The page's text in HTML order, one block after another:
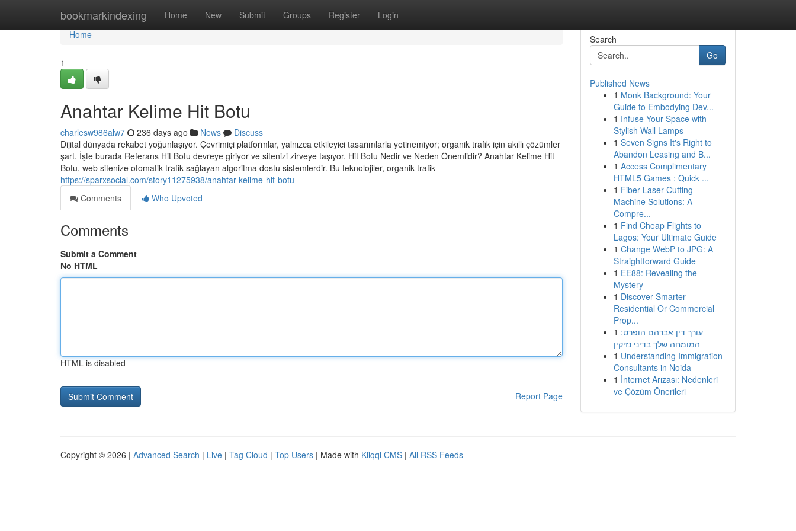
bookmarkindexing Home New Submit Groups Register Login
Home
Home
1
Anahtar Kelime Hit Botu
charlesw986alw7 236 days ago News
Discuss
Dijital dünyada rekabet yoğunlaşıyor. Çevrimiçi platformlar, yalnızca etkileyici tasarımlarla yetinemiyor; organik trafik için akıllı çözümler
şart. İşte burada Referans Hit Botu devreye giriyor ve sitenizi zirveye taşıyor. Hit Botu Nedir ve Neden Önemlidir? Anahtar Kelime Hit
Botu, web sitenize otomatik trafik sağlayan algoritma dostu sistemlerdir. Bu teknolojiler, organik trafik
https://sparxsocial.com/story11275938/anahtar-kelime-hit-botu
Comments
Who Upvoted
Comments
Submit a Comment
No HTML
HTML is disabled
Report Page
Search
Go
Published News
1 Monk Background: Your
Guide to Embodying Dev...
1 Infuse Your Space with
Stylish Wall Lamps
1 Seven Signs It's Right to
Abandon Leasing and B...
1 Access Complimentary
HTML5 Games : Quick ...
1 Fiber Laser Cutting
Machine Solutions: A
Compre...
1 Find Cheap Flights to
Lagos: Your Ultimate Guide
1 Change WebP to JPG: A
Straightforward Guide
1 EE88: Revealing the
Mystery
1 Discover Smarter
Residential Or Commercial
Prop...
1 עורך דין אברהם הופרט:
המומחה שלך בדיני נזיקין
1 Understanding Immigration
Consultants in Noida
1 İnternet Arızası: Nedenleri
ve Çözüm Önerileri
Copyright © 2026 | Advanced Search | Live | Tag Cloud | Top Users | Made with Kliqqi CMS | All RSS Feeds